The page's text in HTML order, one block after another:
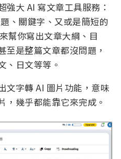
強大 AI 寫文章工具服務：
、關鍵字、又或是簡短的
幫你寫出文章大綱、目
至是整篇文章都沒問題，
、日文等等。
文字轉 AI 圖片功能，意味
，幾乎都能靠它來完成。